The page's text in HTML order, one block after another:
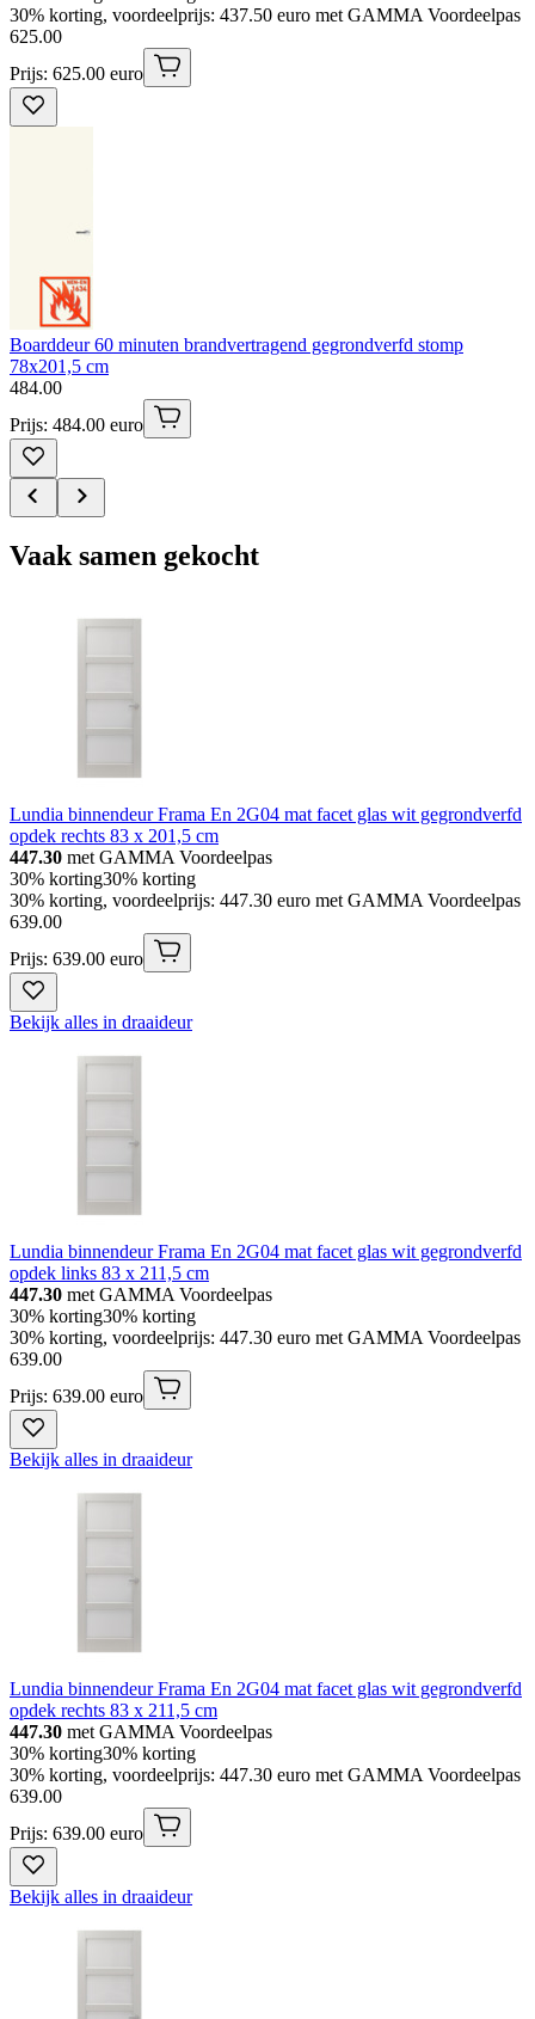
30% korting, voordeelprijs: 437.50 euro met GAMMA Voordeelpas
625.00
Prijs: 625.00 euro
Boarddeur 60 minuten brandvertragend gegrondverfd stomp
78x201,5 cm
484.00
Prijs: 484.00 euro
Vaak samen gekocht
Lundia binnendeur Frama En 2G04 mat facet glas wit gegrondverfd
opdek rechts 83 x 201,5 cm
447.30 met GAMMA Voordeelpas
30% korting30% korting
30% korting, voordeelprijs: 447.30 euro met GAMMA Voordeelpas
639.00
Prijs: 639.00 euro
Bekijk alles in draaideur
Lundia binnendeur Frama En 2G04 mat facet glas wit gegrondverfd
opdek links 83 x 211,5 cm
447.30 met GAMMA Voordeelpas
30% korting30% korting
30% korting, voordeelprijs: 447.30 euro met GAMMA Voordeelpas
639.00
Prijs: 639.00 euro
Bekijk alles in draaideur
Lundia binnendeur Frama En 2G04 mat facet glas wit gegrondverfd
opdek rechts 83 x 211,5 cm
447.30 met GAMMA Voordeelpas
30% korting30% korting
30% korting, voordeelprijs: 447.30 euro met GAMMA Voordeelpas
639.00
Prijs: 639.00 euro
Bekijk alles in draaideur